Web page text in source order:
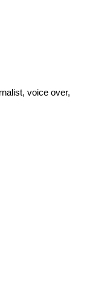
voice over,